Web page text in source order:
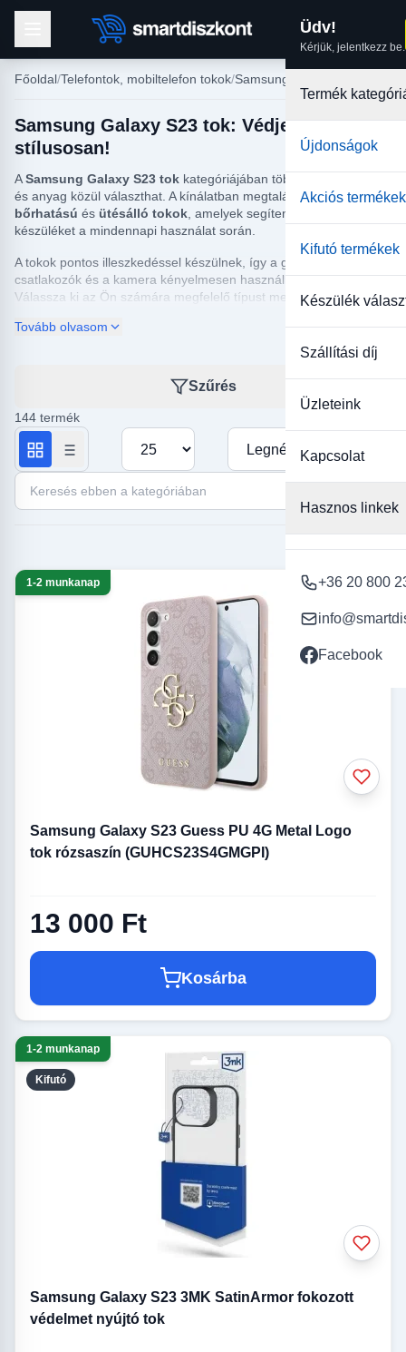
Üdv!
Kérjük, jelentkezz be.
Termék
Újdonságok
Akciós termékek
Kifutó termékek
Készülék
Szállítási díj
Üzleteink
Kapcsolat
Hasznos linkek
+36 20 800
Facebook
Főoldal Telefontok, mobiltelefon tokok Samsung tokok
Samsung Galaxy S23 tok: Védje készülékét
stílusosan!
ASamsung Galaxy S23 tok kategóriájában többféle kialakítás
és anyag közül választhat. A kínálatban megtalálhatókszilikon,
bőrhatású és ütésálló tokok , amelyek segítenek megvédeni a
készüléket a mindennapi használat során.
A tokok pontos illeszkedéssel készülnek, így a gombok,
csatlakozók és a kamera kényelmesen használható marad.
Válassza ki az Ön számára megfelelő típust megjelenés és
Tovább olvasom
Szűrés
144 termék
Keresés ebben a kategóriában
Termékek száma oldalanként
Rendezés
1-2 munkanap
Samsung Galaxy S23 Guess PU 4G Metal Logo
tok rózsaszín (GUHCS23S4GMGPI)
13 000 Ft
Kosárba
Kifutó
1-2 munkanap
Samsung Galaxy S23 3MK SatinArmor fokozott
védelmet nyújtó tok